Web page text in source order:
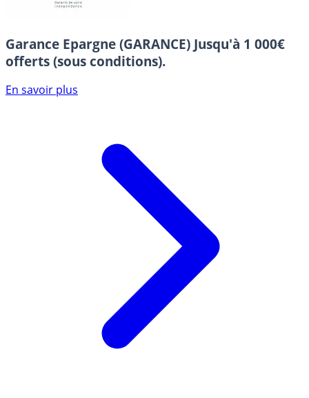
Garance Epargne (GARANCE) Jusqu'à 1 000€
offerts (sous conditions).
En savoir plus